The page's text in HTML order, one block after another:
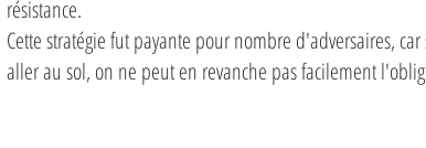
résistance.
Cette stratégie fut payante pour nombre d'adversaires,
aller au sol, on ne peut en revanche pas facilement